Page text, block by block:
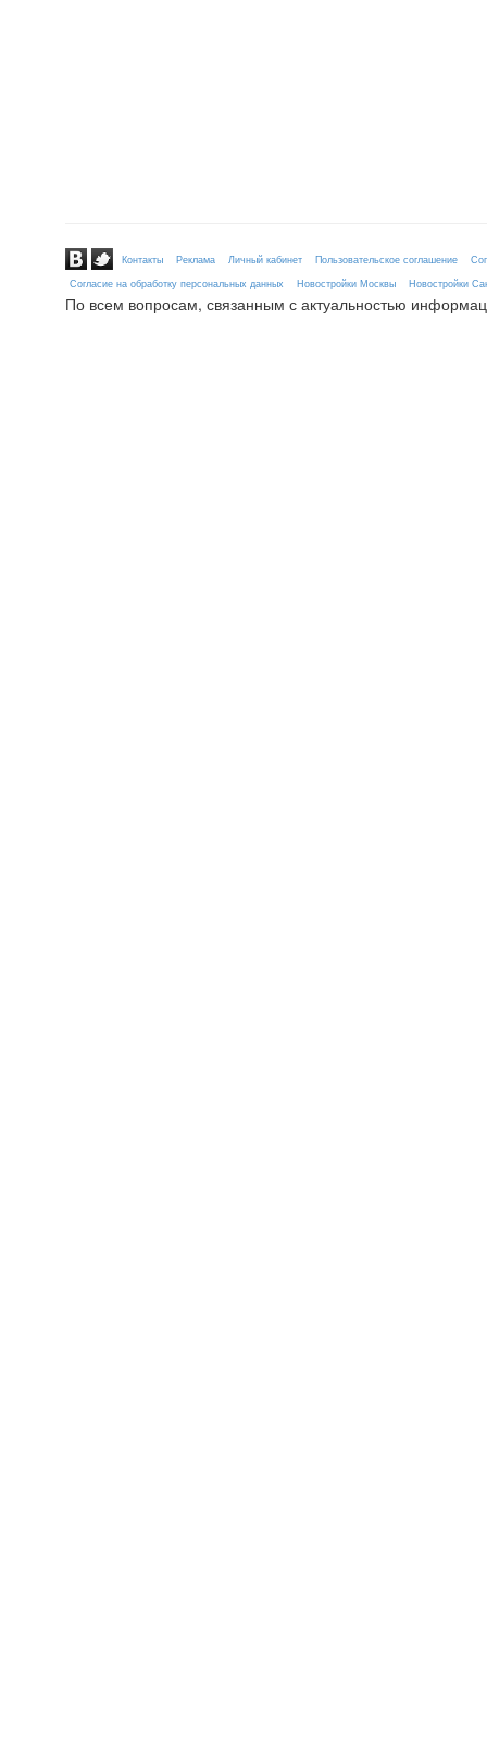
Контакты Реклама Личный кабинет Пользовательское соглашение
Согласие на обработку персональных данных
Новостройки Москвы Новостройки
По всем вопросам, связанным с актуальностью